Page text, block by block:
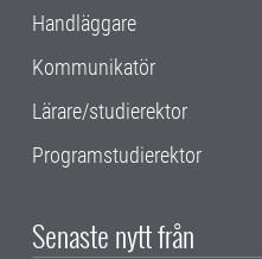
Handläggare
Kommunikatör
Lärare/studierektor
Programstudierektor
Senaste nytt från